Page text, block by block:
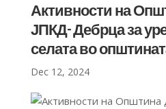
Активности на
ЈПКД- Дебрца за
селата во
Dec 12, 2024